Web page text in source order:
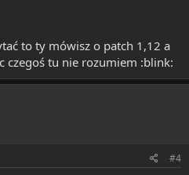
to ty mówisz o patch 1,12 a
czegoś tu nie rozumiem :blink:
#4